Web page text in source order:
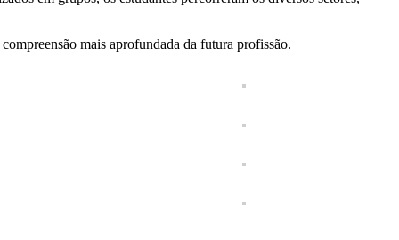
mais aprofundada da futura profissão.